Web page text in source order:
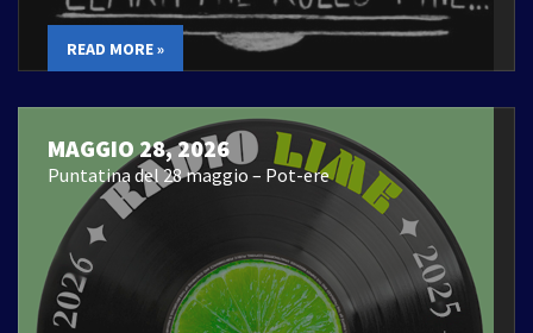
READ MORE »
MAGGIO 28, 2026
Puntatina del 28 maggio – Pot-ere